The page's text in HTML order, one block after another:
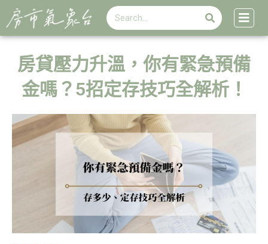
搜
尋
搜
尋
房貸壓力升溫，你有緊急預備
金嗎？5招定存技巧全解析！